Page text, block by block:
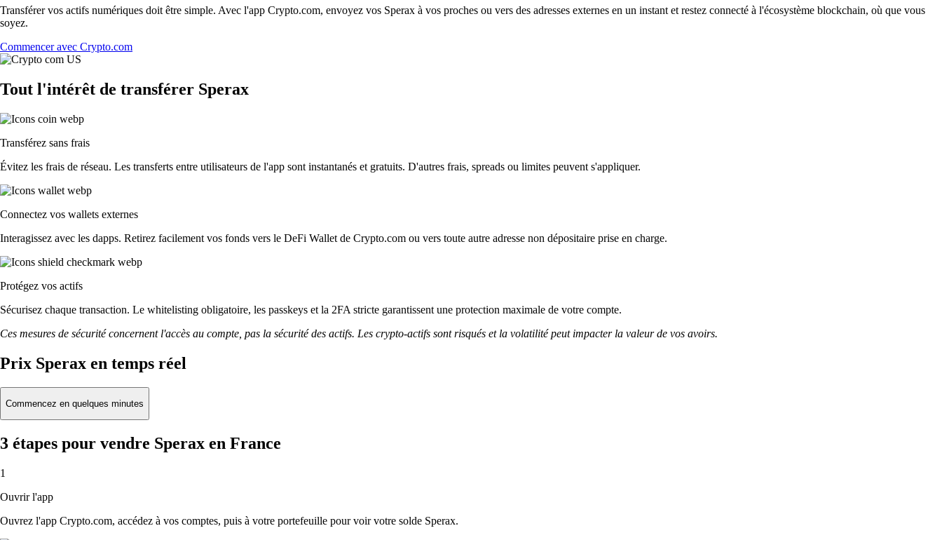
Transférer vos actifs numériques doit être simple. Avec l'app Crypto.com, envoyez vos Sperax à vos proches ou vers des adresses externes en un instant et restez connecté à l'écosystème blockchain, où que vous
soyez.
Commencer avec Crypto.com
Tout l'intérêt de transférer Sperax
Transférez sans frais
Évitez les frais de réseau. Les transferts entre utilisateurs de l'app sont instantanés et gratuits. D'autres frais, spreads ou limites peuvent s'appliquer.
Connectez vos wallets externes
Interagissez avec les dapps. Retirez facilement vos fonds vers le DeFi Wallet de Crypto.com ou vers toute autre adresse non dépositaire prise en charge.
Protégez vos actifs
Sécurisez chaque transaction. Le whitelisting obligatoire, les passkeys et la 2FA stricte garantissent une protection maximale de votre compte.
Ces mesures de sécurité concernent l'accès au compte, pas la sécurité des actifs. Les crypto-actifs sont risqués et la volatilité peut impacter la valeur de vos avoirs.
Prix Sperax en temps réel
Commencez en quelques minutes
3 étapes pour vendre Sperax en France
1
Ouvrir l'app
Ouvrez l'app Crypto.com, accédez à vos comptes, puis à votre portefeuille pour voir votre solde Sperax.